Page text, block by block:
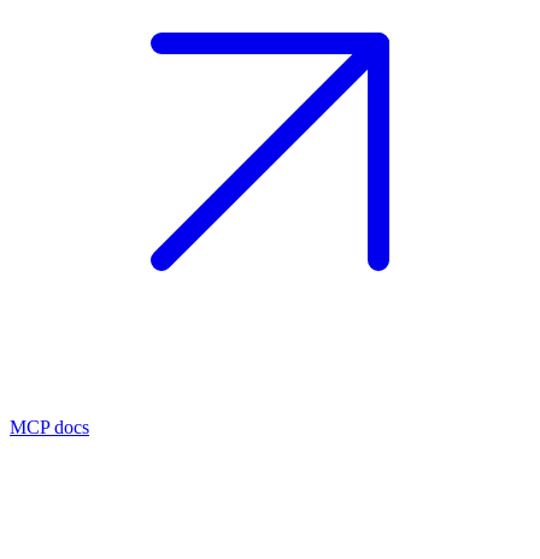
MCP docs